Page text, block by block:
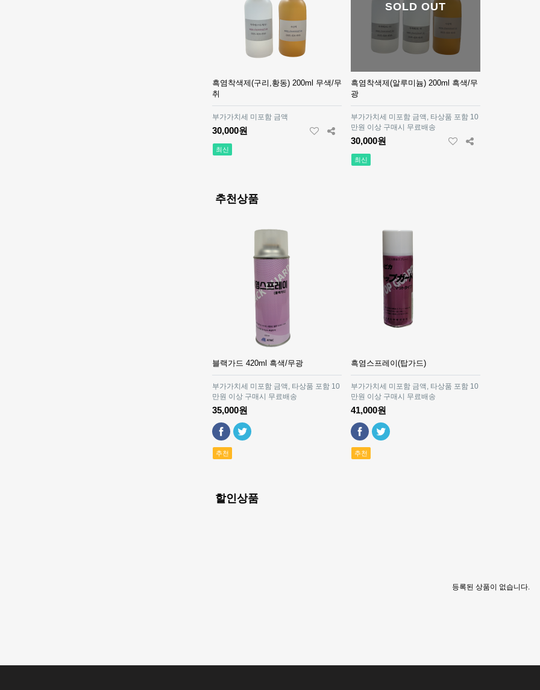
흑염착색제(구리,황동) 200ml 무색/무
취
부가가치세 미포함 금액
30,000원
최신
SOLD OUT
흑염착색제(알루미늄) 200ml 흑색/무
광
부가가치세 미포함 금액, 타상품 포함 10
만원 이상 구매시 무료배송
30,000원
최신
추천상품
블랙가드 420ml 흑색/무광
부가가치세 미포함 금액, 타상품 포함 10
만원 이상 구매시 무료배송
35,000원
추천
흑염스프레이(탑가드)
부가가치세 미포함 금액, 타상품 포함 10
만원 이상 구매시 무료배송
41,000원
추천
할인상품
등록된 상품이 없습니다.